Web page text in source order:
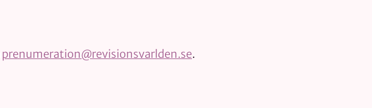
prenumeration@revisionsvarlden.se.